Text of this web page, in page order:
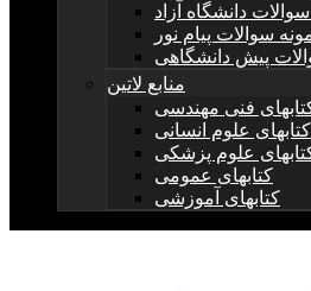
دانشگاه آزاد
سوالات پیام نور
پیش دانشگاهی
منابع لاتین
فنی مهندسی
کتابهای علوم انسانی
علوم پزشکی
کتابهای عمومی
کتابهای آموزشی